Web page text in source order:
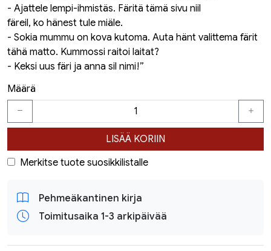
- Ajattele lempi-ihmistäs. Färitä tämä sivu niil
färeil, ko hänest tule miäle.
- Sokia mummu on kova kutoma. Auta hänt valittema färit
tähä matto. Kummossi raitoi laitat?
- Keksi uus färi ja anna sil nimi!”
Määrä
LISÄÄ KORIIN
Merkitse tuote suosikkilistalle
Pehmeäkantinen kirja
Toimitusaika 1-3 arkipäivää